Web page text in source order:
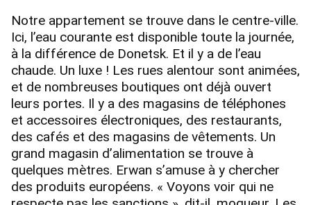
Notre appartement se trouve dans le centre-ville.
Ici, l’eau courante est disponible toute la journée,
à la différence de Donetsk. Et il y a de l’eau
chaude. Un luxe ! Les rues alentour sont animées,
et de nombreuses boutiques ont déjà ouvert
leurs portes. Il y a des magasins de téléphones
et accessoires électroniques, des restaurants,
des cafés et des magasins de vêtements. Un
grand magasin d’alimentation se trouve à
quelques mètres. Erwan s’amuse à y chercher
des produits européens. « Voyons voir qui ne